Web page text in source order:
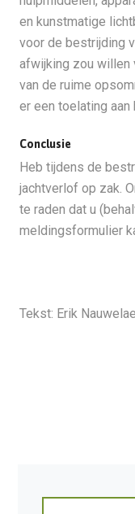
en kunstmatige
voor de bestrijding
afwijking zou willen
van de ruime
er een toelating aan
Conclusie
Heb tijdens de
jachtverlof op zak.
te raden dat u
meldingsformulier
Tekst: Erik